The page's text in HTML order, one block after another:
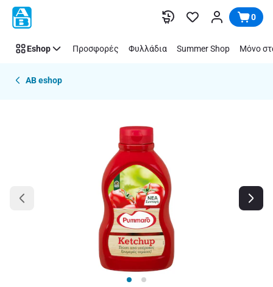
Παράλειψη 0
Eshop Προσφορές Φυλλάδια Summer Shop Μόνο
AB eshop